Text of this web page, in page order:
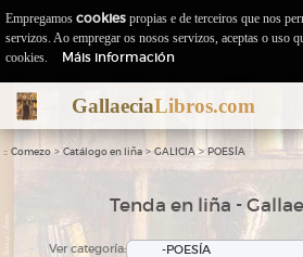
GallaeciaLibros.com
:: Comezo > Catálogo en liña > GALICIA> POESÍA
Tenda en liña -
Ver categoría:
Empregamos cookies propias e de terceiros que nos
servizos. Ao empregar os nosos servizos, aceptas o uso
cookies.
Máis información